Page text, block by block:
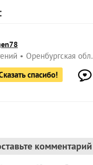
Оренбургская обл.
спасибо!
комментарий